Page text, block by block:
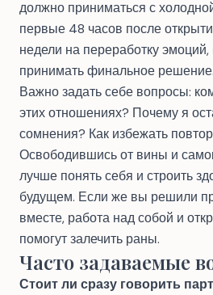
должно приниматься с
первые 48 часов после
недели на переработку
принимать финальное решение.
Важно задать себе вопросы:
этих отношениях? Почему я
сомнения? Как избежать
Освободившись от вины и
лучше понять себя и строить
будущем. Если же вы решили
вместе, работа над собой и
помогут залечить раны.
Часто задаваемые
Стоит ли сразу говорить